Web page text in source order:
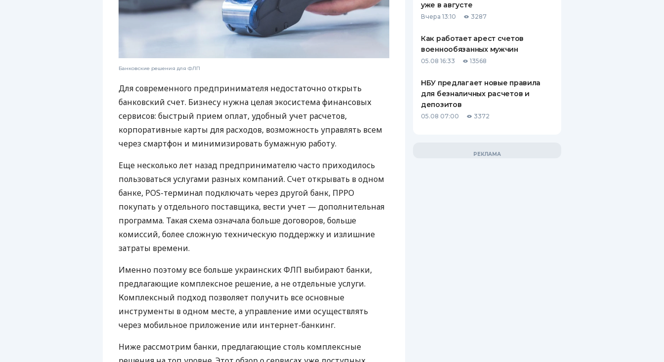
Банковские решения для ФЛП
Для современного предпринимателя недостаточно открыть
банковский счет. Бизнесу нужна целая экосистема финансовых
сервисов: быстрый прием оплат, удобный учет расчетов,
корпоративные карты для расходов, возможность управлять всем
через смартфон и минимизировать бумажную работу.
Еще несколько лет назад предпринимателю часто приходилось
пользоваться услугами разных компаний. Счет открывать в одном
банке, POS-терминал подключать через другой банк, ПРРО
покупать у отдельного поставщика, вести учет — дополнительная
программа. Такая схема означала больше договоров, больше
комиссий, более сложную техническую поддержку и излишние
затраты времени.
Именно поэтому все больше украинских ФЛП выбирают банки,
предлагающие комплексное решение, а не отдельные услуги.
Комплексный подход позволяет получить все основные
инструменты в одном месте, а управление ими осуществлять
через мобильное приложение или интернет-банкинг.
Ниже рассмотрим банки, предлагающие столь комплексные
уже в августе
Вчера 13:10 3287
Как работает арест счетов
военнообязанных мужчин
05.08 16:33 13568
НБУ предлагает новые правила
для безналичных расчетов и
депозитов
05.08 07:00 3372